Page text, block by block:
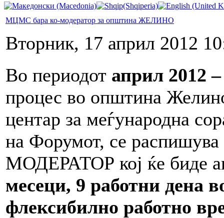
МЦМС бара ко-модератор за општина ЖЕЛИНО
Вторник, 17 април 2012
Во периодот април 2012
процес во општина
центар за меѓународна
на Форумот, се
МОДЕРАТОР кој ќе биде
месеци, 9 работни дена
флексибилно работно